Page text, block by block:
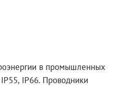
в промышленных
IP66. Проводники